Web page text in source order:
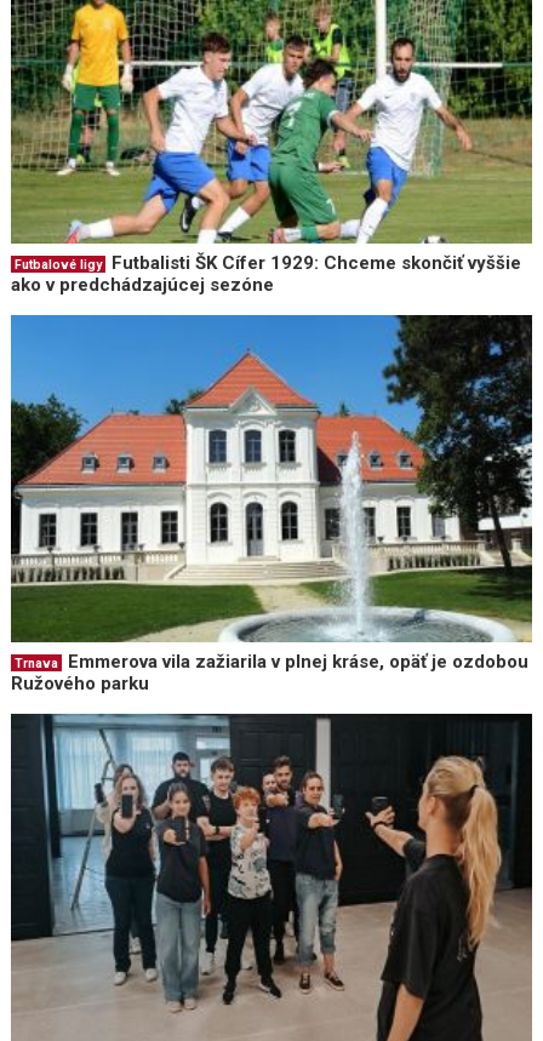
Futbalové ligy
Futbalisti ŠK Cífer 1929: Chceme skončiť vyššie
ako v predchádzajúcej sezóne
Trnava
Emmerova vila zažiarila v plnej kráse, opäť je ozdobou
Ružového parku